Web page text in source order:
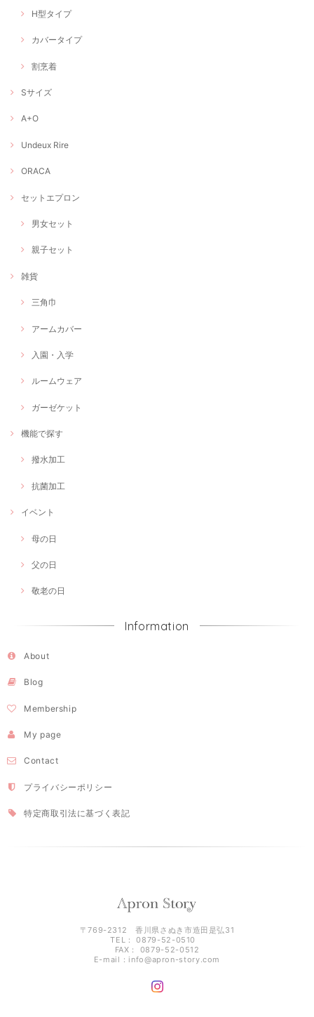
H型タイプ
カバータイプ
割烹着
Sサイズ
A+O
Undeux Rire
ORACA
セットエプロン
男女セット
親子セット
雑貨
三角巾
アームカバー
入園・入学
ルームウェア
ガーゼケット
機能で探す
撥水加工
抗菌加工
イベント
母の日
父の日
敬老の日
Information
About
Blog
Membership
My page
Contact
プライバシーポリシー
特定商取引法に基づく表記
〒769-2312 香川県さぬき市造田是弘31
TEL： 0879-52-0510
FAX： 0879-52-0512
E-mail： info@apron-story.com